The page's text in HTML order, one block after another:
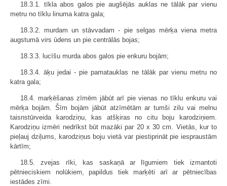
18.3.1. tīkla abos galos pie augšējās auklas ne tālāk par vienu
metru no tīklu linuma katra gala;
18.3.2. murdam un stāvvadam - pie selgas mērķa viena metra
augstumā virs ūdens un pie centrālās bojas;
18.3.3. lucīšu murda abos galos pie enkuru bojām;
18.3.4. āķu jedai - pie pamatauklas ne tālāk par vienu metru no
katra gala;
18.4. marķēšanas zīmēm jābūt arī pie vienas no tīklu enkuru vai
mērķa bojām. Šīm bojām jābūt atzīmētām ar tumši zilu vai melnu
taisnstūrveida karodziņu, kas atšķiras no citu boju karodziņiem.
Karodziņu izmēri nedrīkst būt mazāki par 20 x 30 cm. Vietās, kur to
pieļauj dziļums, karodziņus boju vietā var piestiprināt pie iespraustām
kārtīm;
18.5. zvejas rīki, kas saskaņā ar līgumiem tiek izmantoti
pētnieciskiem nolūkiem, papildus tiek marķēti arī ar pētniecības
iestādes zīmi.